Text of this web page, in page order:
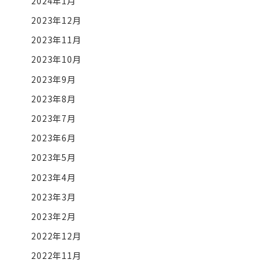
2023年12月
2023年11月
2023年10月
2023年9月
2023年8月
2023年7月
2023年6月
2023年5月
2023年4月
2023年3月
2023年2月
2022年12月
2022年11月